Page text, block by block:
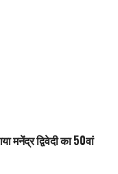
मनेंद्र द्विवेदी का 50वां